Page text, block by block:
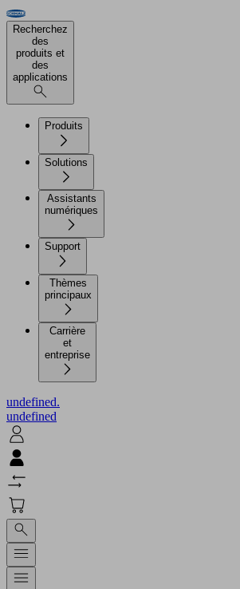
Recherchez
des
produits et
des
applications
Produits
Solutions
Assistants
numériques
Support
Thèmes
principaux
Carrière
et
entreprise
undefined.
undefined